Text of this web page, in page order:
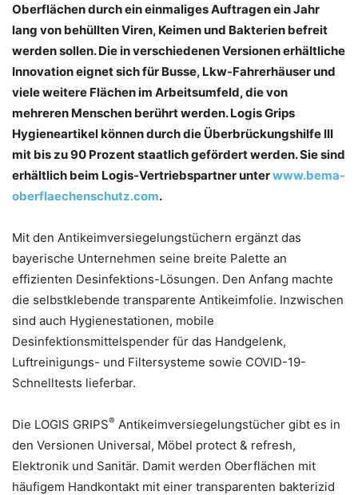
Oberflächen durch ein einmaliges Auftragen ein Jahr
lang von behüllten Viren, Keimen und Bakterien befreit
werden sollen. Die in verschiedenen Versionen erhältliche
Innovation eignet sich für Busse, Lkw-Fahrerhäuser und
viele weitere Flächen im Arbeitsumfeld, die von
mehreren Menschen berührt werden. Logis Grips
Hygieneartikel können durch die Überbrückungshilfe III
mit bis zu 90 Prozent staatlich gefördert werden. Sie sind
erhältlich beim Logis-Vertriebspartner unterwww.bema-
oberflaechenschutz.com.
Mit den Antikeimversiegelungstüchern ergänzt das
bayerische Unternehmen seine breite Palette an
effizienten Desinfektions-Lösungen. Den Anfang machte
die selbstklebende transparente Antikeimfolie. Inzwischen
sind auch Hygienestationen, mobile
Desinfektionsmittelspender für das Handgelenk,
Luftreinigungs- und Filtersysteme sowie COVID-19-
Schnelltests lieferbar.
Die LOGIS GRIPS® Antikeimversiegelungstücher gibt es in
den Versionen Universal, Möbel protect & refresh,
Elektronik und Sanitär. Damit werden Oberflächen mit
häufigem Handkontakt mit einer transparenten bakterizid